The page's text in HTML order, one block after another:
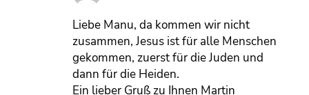
Liebe Manu, da kommen wir nicht
zusammen, Jesus ist für alle Menschen
gekommen, zuerst für die Juden und
dann für die Heiden.
Ein lieber Gruß zu Ihnen Martin